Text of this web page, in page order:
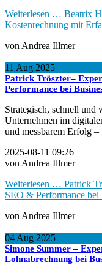
Weiterlesen … Beatrix
Kostenrechnung mit
von Andrea Illmer
11 Aug 2025
Patrick Tröszter–
Performance bei
Strategisch, schnell und
Unternehmen im
und messbarem Erfolg
2025-08-11 09:26
von Andrea Illmer
Weiterlesen … Patrick
SEO & Performance bei
von Andrea Illmer
04 Aug 2025
Simone Summer –
Lohnabrechnung bei